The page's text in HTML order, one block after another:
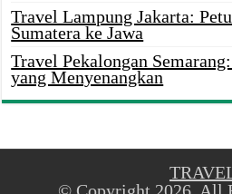
Travel Lampung Jakarta:
Sumatera ke Jawa
Travel Pekalongan
yang Menyenangkan